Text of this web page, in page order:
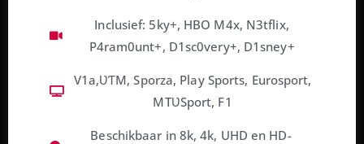
Inclusief: 5ky+, HBO M4x, N3tflix,
P4ram0unt+, D1sc0very+, D1sney+
V1a,ƲƬM, Sporza, Play Sports, Eurosport,
MTƲSport, F1
Beschikbaar in 8k, 4k, UHD en HD-